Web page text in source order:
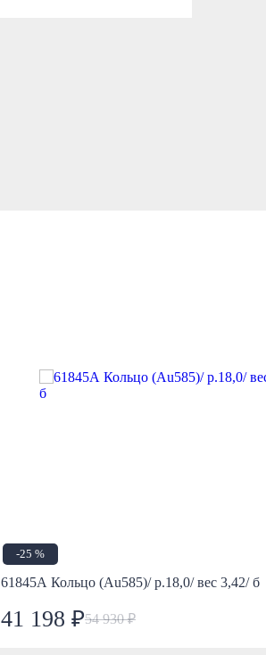
-25 %
61845А Кольцо (Au585)/ р.18,0/ вес 3,42/ б
41 198 ₽54 930 ₽